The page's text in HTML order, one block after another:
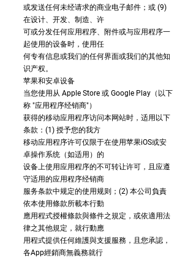
或发送任何未经请求的商业电子邮件；或 (9)
在设计、开发、制造、许
可或分发任何应用程序、附件或与应用程序一
起使用的设备时，使用任
何专有信息或我们的任何界面或我们的其他知
识产权。
苹果和安卓设备
当您使用从 Apple Store 或 Google Play（以下
称 "应用程序经销商"）
获得的移动应用程序访问本网站时，适用以下
条款：(1) 授予您的我方
移动应用程序许可仅限于在使用苹果iOS或安
卓操作系统（如适用）的
设备上使用应用程序的不可转让许可，且应遵
守适用的应用程序经销商
服务条款中规定的使用规则；(2) 本公司負責
依本使用條款所載本行動
應用程式授權條款與條件之規定，或依適用法
律之其他規定，就行動應
用程式提供任何維護與支援服務，且您承認，
各App經銷商無義務就行